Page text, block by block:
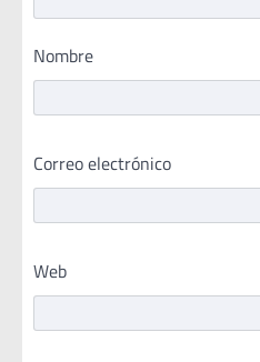
Nombre
Correo electrónico
Web